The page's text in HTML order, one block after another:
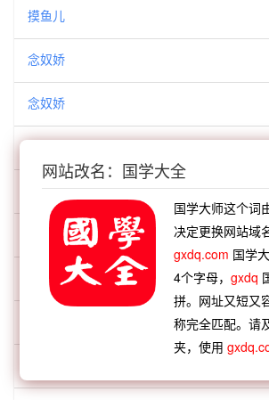
摸鱼儿
念奴娇
念奴娇
念奴娇
满江红
满江红
网站改名：国学大全
国学大师这个词
决定更换网站域
gxdq.com 国学
4个字母，gxdq
拼。网址又短又
称完全匹配。请
夹，使用